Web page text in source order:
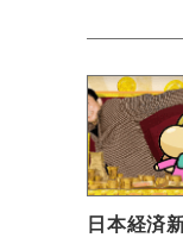
日本経済